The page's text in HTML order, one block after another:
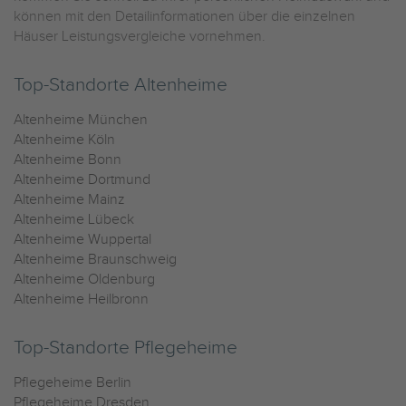
können mit den Detailinformationen über die einzelnen
Häuser Leistungsvergleiche vornehmen.
Top-Standorte Altenheime
Altenheime München
Altenheime Köln
Altenheime Bonn
Altenheime Dortmund
Altenheime Mainz
Altenheime Lübeck
Altenheime Wuppertal
Altenheime Braunschweig
Altenheime Oldenburg
Altenheime Heilbronn
Top-Standorte Pflegeheime
Pflegeheime Berlin